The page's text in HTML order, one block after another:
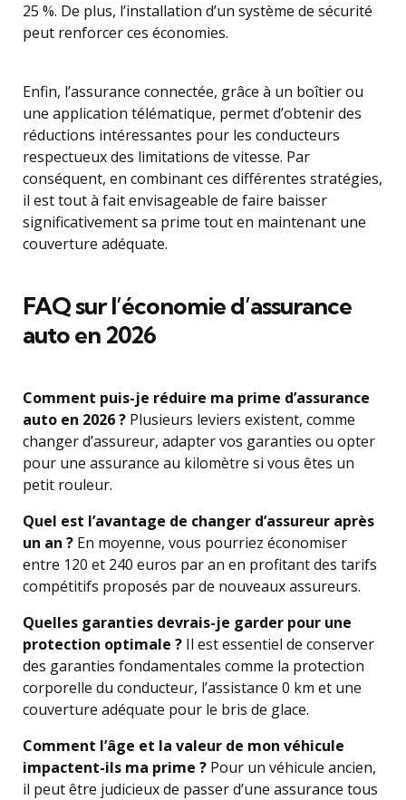
25 %. De plus, l’installation d’un système de sécurité
peut renforcer ces économies.
Enfin, l’assurance connectée, grâce à un boîtier ou
une application télématique, permet d’obtenir des
réductions intéressantes pour les conducteurs
respectueux des limitations de vitesse. Par
conséquent, en combinant ces différentes stratégies,
il est tout à fait envisageable de faire baisser
significativement sa prime tout en maintenant une
couverture adéquate.
FAQ sur l’économie d’assurance
auto en 2026
Comment puis-je réduire ma prime d’assurance
auto en 2026 ? Plusieurs leviers existent, comme
changer d’assureur, adapter vos garanties ou opter
pour une assurance au kilomètre si vous êtes un
petit rouleur.
Quel est l’avantage de changer d’assureur après
un an ? En moyenne, vous pourriez économiser
entre 120 et 240 euros par an en profitant des tarifs
compétitifs proposés par de nouveaux assureurs.
Quelles garanties devrais-je garder pour une
protection optimale ? Il est essentiel de conserver
des garanties fondamentales comme la protection
corporelle du conducteur, l’assistance 0 km et une
couverture adéquate pour le bris de glace.
Comment l’âge et la valeur de mon véhicule
impactent-ils ma prime ? Pour un véhicule ancien,
il peut être judicieux de passer d’une assurance tous